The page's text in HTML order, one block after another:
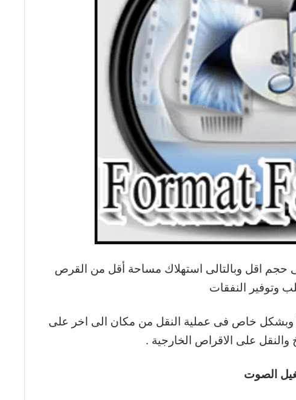
حجم اقل وبالتالى استهلاك مساحة أقل من القرص
وتوفير النفقات
وبشكل خاص فى عملية النقل من مكان الى اخر على
والنقل على الاقراص الخارجية .
الصوت